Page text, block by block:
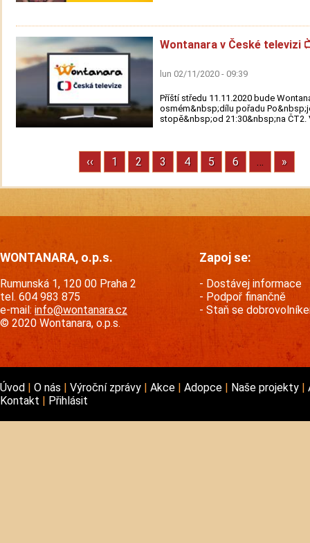
Wontanara v České televizi
lun 02/11/2020 - 09:39
Příští středu 11.11.2020 bude
osmém&nbsp;dílu pořadu
stopě&nbsp;od 21:30&nbsp;na ČT2.
Previous
page
‹‹ Stránka
1 Stránka
2 Stránka
3 Stránka
4 Stránka
5 Stránka
6 …
Next
page
»
WONTANARA, o.p.s.
Rumunská 1, 120 00 Praha 2
tel. 604 983 875
e-mail: info@wontanara.cz
© 2020 Wontanara, o.p.s.
Zapoj se:
Dostávej informace
Podpoř finančně
Staň se
Úvod O nás Výroční zprávy Akce Adopce Naše projekty
Kontakt
Přihlásit